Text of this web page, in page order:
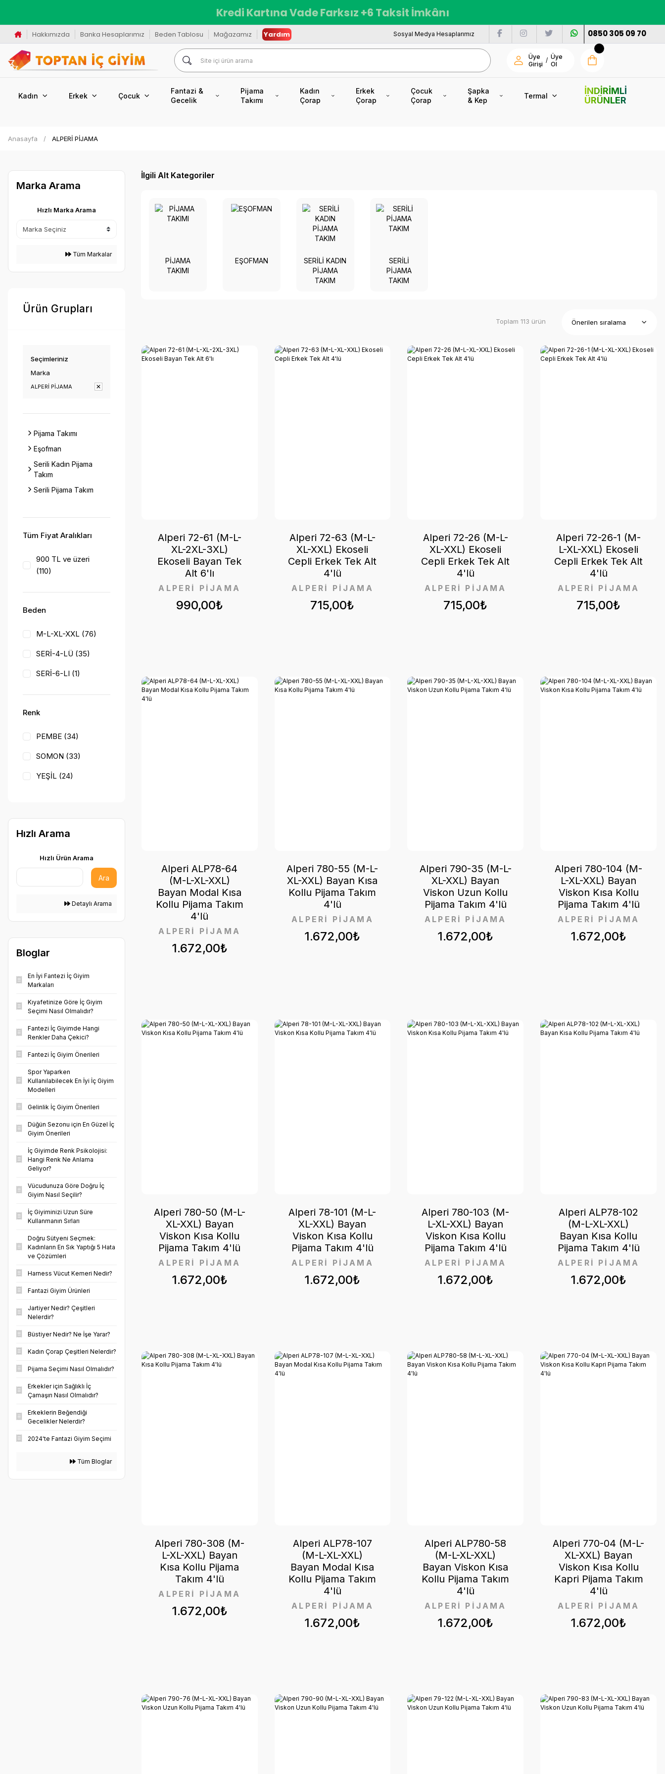
Kredi Kartına Vade Farksız +6 Taksit İmkânı
Hakkımızda Banka Hesaplarımız Beden Tablosu Mağazamız Yardım Sosyal Medya Hesaplarımız 0850 305 09 70
Üye
Girişi
/ Üye
Ol
Kadın Erkek Çocuk
Fantazi &
Gecelik
Pijama
Takımı
Kadın
Çorap
Erkek
Çorap
Çocuk
Çorap
Şapka
& Kep
Termal
İNDİRİMLİ
ÜRÜNLER
Anasayfa ALPERİ PİJAMA
Marka Arama
Hızlı Marka Arama
Tüm Markalar
Ürün Grupları
Seçimleriniz
Marka
ALPERİ PİJAMA
Pijama Takımı
Eşofman
Serili Kadın Pijama
Takım
Serili Pijama Takım
Tüm Fiyat Aralıkları
900 TL ve üzeri
(110)
Beden
M-L-XL-XXL (76)
SERİ-4-LÜ (35)
SERİ-6-LI (1)
Renk
PEMBE (34)
SOMON (33)
YEŞİL (24)
GRİ (11)
LACİVERT (10)
K.SOMON (5)
MOR (4)
MÜRDÜM (4)
GÜL KURUSU (3)
İNDİGO (3)
SİYAH (3)
KOYU MAVİ (2)
VİZON (2)
AÇIK YEŞİL (1)
AÇIKPEMBE (1)
F.YEŞİLİ (1)
KOYU YEŞİL (1)
ORANJ (1)
TEN (1)
Hızlı Arama
Hızlı Ürün Arama
Ara
Detaylı Arama
Bloglar
En İyi Fantezi İç Giyim
Markaları
Kıyafetinize Göre İç Giyim
Seçimi Nasıl Olmalıdır?
Fantezi İç Giyimde Hangi
Renkler Daha Çekici?
Fantezi İç Giyim Önerileri
Spor Yaparken
Kullanılabilecek En İyi İç Giyim
Modelleri
Gelinlik İç Giyim Önerileri
Düğün Sezonu için En Güzel İç
Giyim Önerileri
İç Giyimde Renk Psikolojisi:
Hangi Renk Ne Anlama
Geliyor?
Vücudunuza Göre Doğru İç
Giyim Nasıl Seçilir?
İç Giyiminizi Uzun Süre
Kullanmanın Sırları
Doğru Sütyeni Seçmek:
Kadınların En Sık Yaptığı 5 Hata
ve Çözümleri
Harness Vücut Kemeri Nedir?
Fantazi Giyim Ürünleri
Jartiyer Nedir? Çeşitleri
Nelerdir?
Büstiyer Nedir? Ne İşe Yarar?
Kadın Çorap Çeşitleri Nelerdir?
Pijama Seçimi Nasıl Olmalıdır?
Erkekler için Sağlıklı İç
Çamaşırı Nasıl Olmalıdır?
Erkeklerin Beğendiği
Gecelikler Nelerdir?
2024'te Fantazi Giyim Seçimi
Tüm Bloglar
İlgili Alt Kategoriler
PIJAMA
TAKIMI
EŞOFMAN
SERILI KADIN
PIJAMA
TAKIM
SERILI
PIJAMA
TAKIM
Toplam 113 ürün
990,00₺
ALPERİ PİJAMA
Alperi 72-61 (M-L-
XL-2XL-3XL)
Ekoseli Bayan Tek
Alt 6'lı
715,00₺
ALPERİ PİJAMA
Alperi 72-63 (M-L-
XL-XXL) Ekoseli
Cepli Erkek Tek Alt
4'lü
715,00₺
ALPERİ PİJAMA
Alperi 72-26 (M-L-
XL-XXL) Ekoseli
Cepli Erkek Tek Alt
4'lü
715,00₺
ALPERİ PİJAMA
Alperi 72-26-1 (M-
L-XL-XXL) Ekoseli
Cepli Erkek Tek Alt
4'lü
1.672,00₺
ALPERİ PİJAMA
Alperi ALP78-64
(M-L-XL-XXL)
Bayan Modal Kısa
Kollu Pijama Takım
4'lü
1.672,00₺
ALPERİ PİJAMA
Alperi 780-55 (M-L-
XL-XXL) Bayan Kısa
Kollu Pijama Takım
4'lü
1.672,00₺
ALPERİ PİJAMA
Alperi 790-35 (M-L-
XL-XXL) Bayan
Viskon Uzun Kollu
Pijama Takım 4'lü
1.672,00₺
ALPERİ PİJAMA
Alperi 780-104 (M-
L-XL-XXL) Bayan
Viskon Kısa Kollu
Pijama Takım 4'lü
1.672,00₺
ALPERİ PİJAMA
Alperi 780-50 (M-L-
XL-XXL) Bayan
Viskon Kısa Kollu
Pijama Takım 4'lü
1.672,00₺
ALPERİ PİJAMA
Alperi 78-101 (M-L-
XL-XXL) Bayan
Viskon Kısa Kollu
Pijama Takım 4'lü
1.672,00₺
ALPERİ PİJAMA
Alperi 780-103 (M-
L-XL-XXL) Bayan
Viskon Kısa Kollu
Pijama Takım 4'lü
1.672,00₺
ALPERİ PİJAMA
Alperi ALP78-102
(M-L-XL-XXL)
Bayan Kısa Kollu
Pijama Takım 4'lü
1.672,00₺
ALPERİ PİJAMA
Alperi 780-308 (M-
L-XL-XXL) Bayan
Kısa Kollu Pijama
Takım 4'lü
1.672,00₺
ALPERİ PİJAMA
Alperi ALP78-107
(M-L-XL-XXL)
Bayan Modal Kısa
Kollu Pijama Takım
4'lü
1.672,00₺
ALPERİ PİJAMA
Alperi ALP780-58
(M-L-XL-XXL)
Bayan Viskon Kısa
Kollu Pijama Takım
4'lü
1.672,00₺
ALPERİ PİJAMA
Alperi 770-04 (M-L-
XL-XXL) Bayan
Viskon Kısa Kollu
Kapri Pijama Takım
4'lü